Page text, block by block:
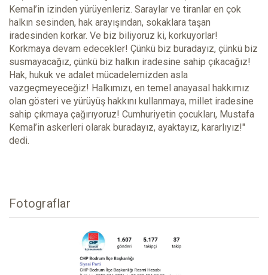
Kemal’in izinden yürüyenleriz. Saraylar ve tiranlar en çok
halkın sesinden, hak arayışından, sokaklara taşan
iradesinden korkar. Ve biz biliyoruz ki, korkuyorlar!
Korkmaya devam edecekler! Çünkü biz buradayız, çünkü biz
susmayacağız, çünkü biz halkın iradesine sahip çıkacağız!
Hak, hukuk ve adalet mücadelemizden asla
vazgeçmeyeceğiz! Halkımızı, en temel anayasal hakkımız
olan gösteri ve yürüyüş hakkını kullanmaya, millet iradesine
sahip çıkmaya çağırıyoruz! Cumhuriyetin çocukları, Mustafa
Kemal’in askerleri olarak buradayız, ayaktayız, kararlıyız!"
dedi.
Fotograflar